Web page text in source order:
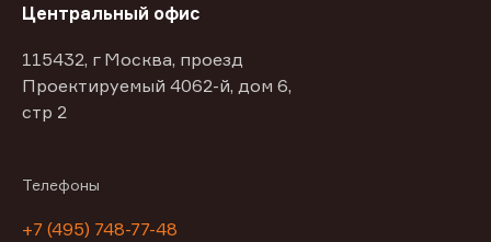
Центральный офис
115432, г Москва, проезд
Проектируемый 4062-й, дом 6,
стр 2
Телефоны
+7 (495) 748-77-48